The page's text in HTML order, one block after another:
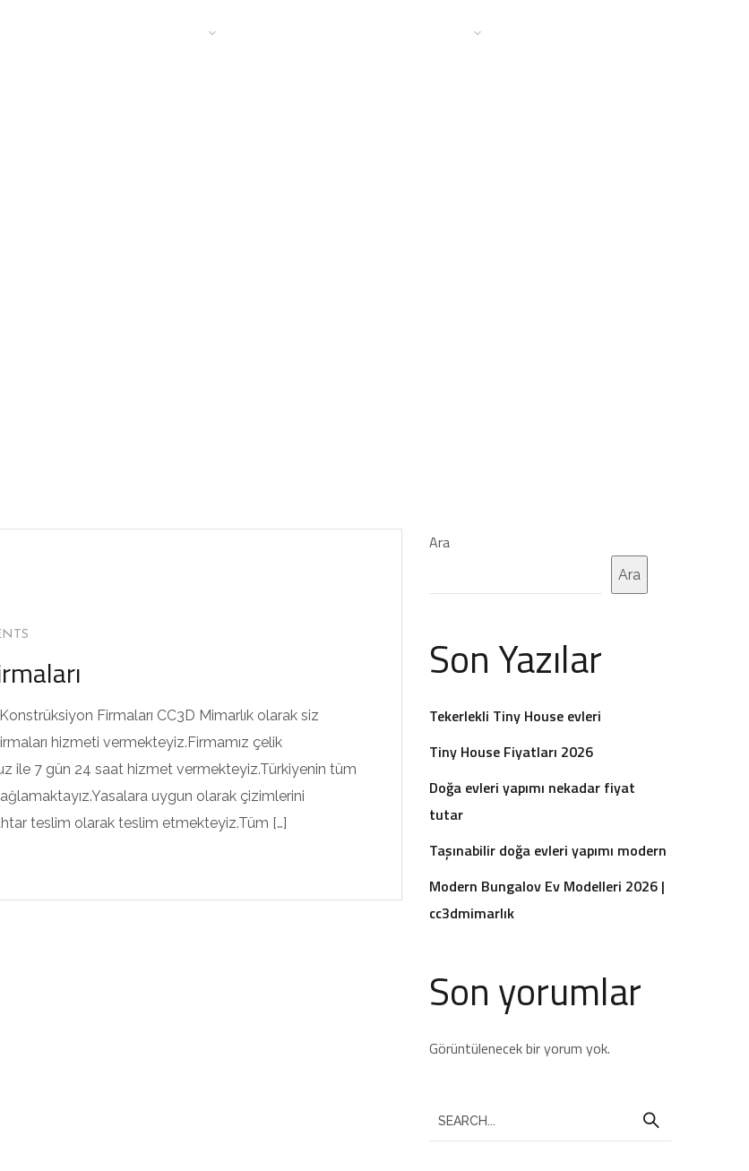
Firmaları CC3D Mimarlık olarak siz
hizmeti vermekteyiz.Firmamız çelik
ile 7 gün 24 saat hizmet vermekteyiz.Türkiyenin tüm
uygun olarak çizimlerini
teslim olarak teslim etmekteyiz.Tüm […]
Ara
Ara
Son Yazılar
Tekerlekli Tiny House evleri
Tiny House Fiyatları 2026
Doğa evleri yapımı nekadar fiyat
tutar
Taşınabilir doğa evleri yapımı modern
Modern Bungalov Ev Modelleri 2026 |
cc3dmimarlık
Son yorumlar
Görüntülenecek bir yorum yok.